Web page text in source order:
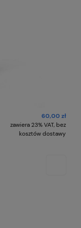
60,00 zł
zawiera 23% VAT, bez
kosztów dostawy